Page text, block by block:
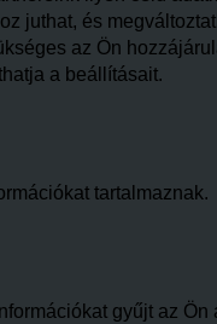
juthat, és
az Ön
a beállításait.
tartalmaznak.
gyűjt az Ön